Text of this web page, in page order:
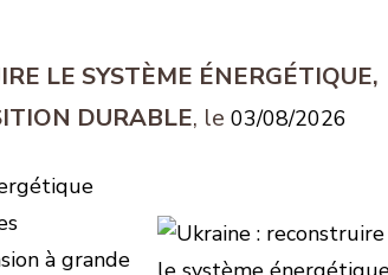
LE SYSTÈME ÉNERGÉTIQUE,
DURABLE
03/08/2026
à grande